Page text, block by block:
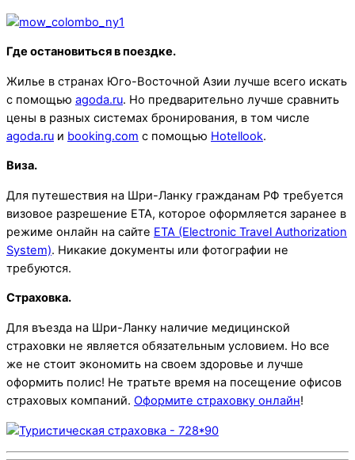
Где остановиться в поездке.
Жилье в странах Юго-Восточной Азии лучше всего искать
с помощью agoda.ru. Но предварительно лучше сравнить
цены в разных системах бронирования, в том числе
agoda.ru и booking.com с помощью Hotellook.
Виза.
Для путешествия на Шри-Ланку гражданам РФ требуется
визовое разрешение ETA, которое оформляется заранее в
режиме онлайн на сайте ETA (Electronic Travel Authorization
System). Никакие документы или фотографии не
требуются.
Страховка.
Для въезда на Шри-Ланку наличие медицинской
страховки не является обязательным условием. Но все
же не стоит экономить на своем здоровье и лучше
оформить полис! Не тратьте время на посещение офисов
страховых компаний. Оформите страховку онлайн!